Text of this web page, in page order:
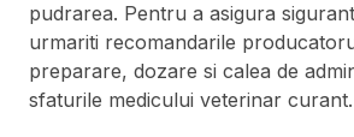
pudrarea. Pentru a asigura
urmariti recomandarile
preparare, dozare si calea de
sfaturile medicului veterinar curant.